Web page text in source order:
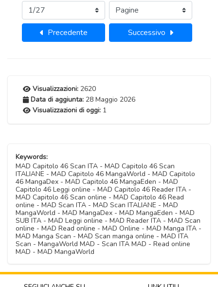
Precedente Successivo
Visualizzazioni: 2620
Data di aggiunta: 28 Maggio 2026
Visualizzazioni di oggi: 1
Keywords:
MAD Capitolo 46 Scan ITA - MAD Capitolo 46 Scan
ITALIANE - MAD Capitolo 46 MangaWorld - MAD Capitolo
46 MangaDex - MAD Capitolo 46 MangaEden - MAD
Capitolo 46 Leggi online - MAD Capitolo 46 Reader ITA -
MAD Capitolo 46 Scan online - MAD Capitolo 46 Read
online - MAD Scan ITA - MAD Scan ITALIANE - MAD
MangaWorld - MAD MangaDex - MAD MangaEden - MAD
SUB ITA - MAD Leggi online - MAD Reader ITA - MAD Scan
online - MAD Read online - MAD Online - MAD Manga ITA -
MAD Manga Scan - MAD Scan manga online - MAD ITA
Scan - MangaWorld MAD - Scan ITA MAD - Read online
MAD - MAD MangaWorld